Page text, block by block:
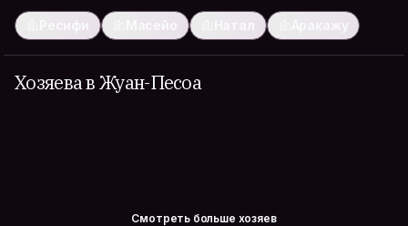
Ресифи Масейо Натал Аракажу
Хозяева в Жуан-Песоа
Смотреть больше хозяев